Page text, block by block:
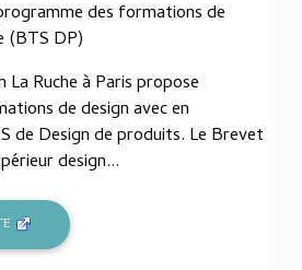
des formations de
(BTS DP)
La Ruche à Paris propose
de design avec en
de Design de produits. Le Brevet
design...